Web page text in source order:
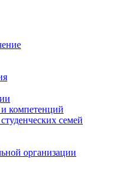
компетенций
семей
организации